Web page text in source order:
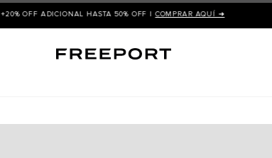
+20% OFF ADICIONAL HASTA 50% OFF |COMPRAR AQUÍ ➜